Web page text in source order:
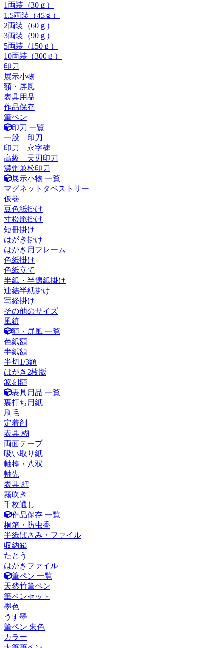
1両装（30ｇ）
1.5両装（45ｇ）
2両装（60ｇ）
3両装（90ｇ）
5両装（150ｇ）
10両装（300ｇ）
印刀
展示小物
額・屏風
表具用品
作品保存
筆ペン
印刀 一覧
一般 印刀
印刀 永字碑
高級 天刃印刀
濃州兼松印刀
展示小物 一覧
マグネットタペストリー
仮巻
豆色紙掛け
寸松庵掛け
短冊掛け
はがき掛け
はがき用フレーム
色紙掛け
色紙立て
半紙・半懐紙掛け
連結半紙掛け
写経掛け
その他のサイズ
風鎮
額・屏風 一覧
色紙額
半紙額
半切1/3額
はがき2枚版
篆刻額
表具用品 一覧
裏打ち用紙
刷毛
定着剤
表具 糊
両面テープ
吸い取り紙
軸棒・八双
軸先
表具 紐
霧吹き
千枚通し
作品保存 一覧
桐箱・防虫香
半紙ばさみ・ファイル
収納箱
たとう
はがきファイル
筆ペン 一覧
天然竹筆ペン
筆ペンセット
墨色
うす墨
筆ペン 朱色
カラー